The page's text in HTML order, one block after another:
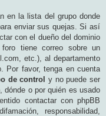
en la lista del grupo donde
enviar sus quejas. Si así
con el dueño del dominio
tiene correo sobre un
etc.), al departamento
Por favor, tenga en cuenta
de control
y no puede ser
dónde o por quién es usado
contactar con phpBB
responsabilidad,